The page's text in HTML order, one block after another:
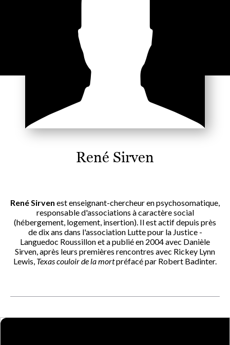
René Sirven
René Sirven est enseignant-chercheur en psychosomatique,
responsable d'associations à caractère social
(hébergement, logement, insertion). Il est actif depuis près
de dix ans dans l'association Lutte pour la Justice -
Languedoc Roussillon et a publié en 2004 avec Danièle
Sirven, après leurs premières rencontres avec Rickey Lynn
Lewis, Texas couloir de la mortpréfacé par Robert Badinter.